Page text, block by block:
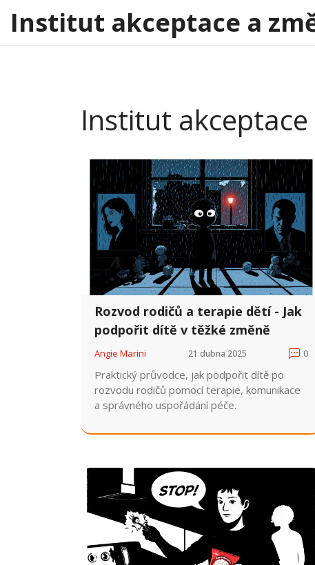
Institut akceptace a
Institut
Rozvod rodičů a terapie dětí - Jak
podpořit dítě v těžké změně
Angie Marini 21 dubna 2025 0
Praktický průvodce, jak podpořit dítě po
rozvodu rodičů pomocí terapie, komunikace
a správného uspořádání péče.